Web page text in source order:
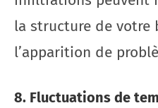
la structure de
l’apparition de
8. Fluctuations de